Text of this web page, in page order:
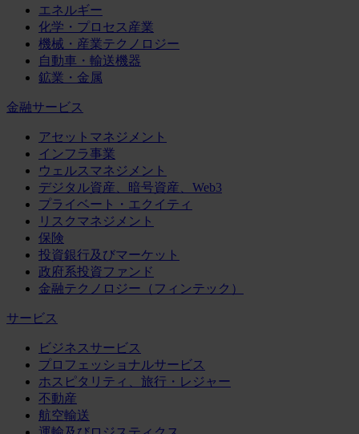
エネルギー
化学・プロセス産業
機械・産業テクノロジー
自動車・輸送機器
鉱業・金属
金融サービス
アセットマネジメント
インフラ事業
ウェルスマネジメント
デジタル資産、暗号資産、Web3
プライベート・エクイティ
リスクマネジメント
保険
投資銀行及びマーケット
政府系投資ファンド
金融テクノロジー（フィンテック）
サービス
ビジネスサービス
プロフェッショナルサービス
ホスピタリティ、旅行・レジャー
不動産
航空輸送